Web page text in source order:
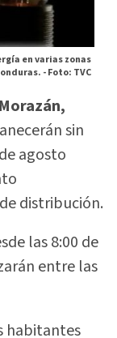
en varias zonas
-Foto: TVC
sin
agosto
distribución.
las 8:00 de
entre las
habitantes